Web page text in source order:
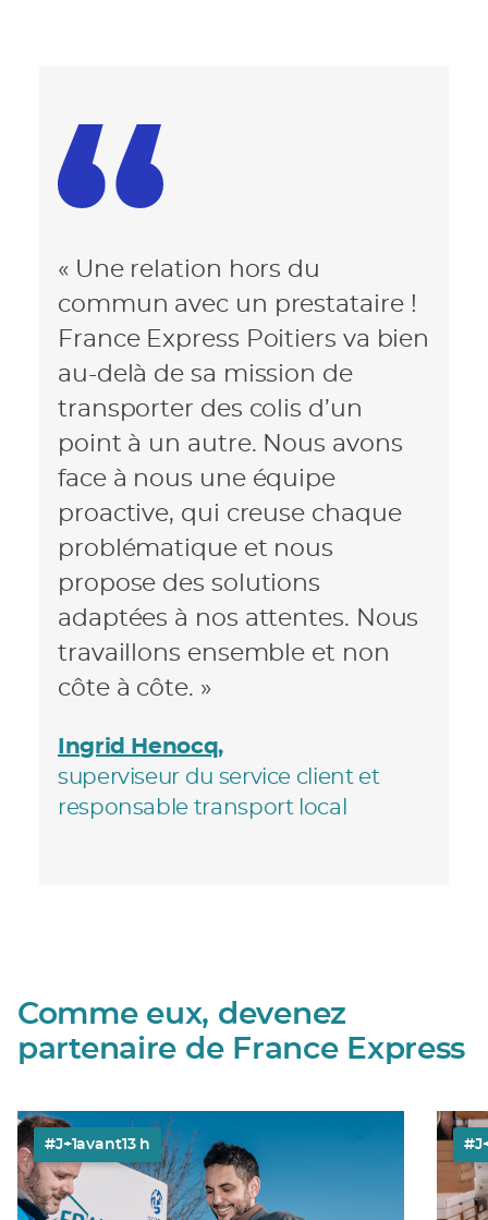
« Une relation hors du
commun avec un prestataire !
France Express Poitiers va bien
au-delà de sa mission de
transporter des colis d’un
point à un autre. Nous avons
face à nous une équipe
proactive, qui creuse chaque
problématique et nous
propose des solutions
adaptées à nos attentes. Nous
travaillons ensemble et non
côte à côte. »
Ingrid Henocq,
superviseur du service client et
responsable transport local
Comme eux, devenez
partenaire de France Express
#J+1avant13 h